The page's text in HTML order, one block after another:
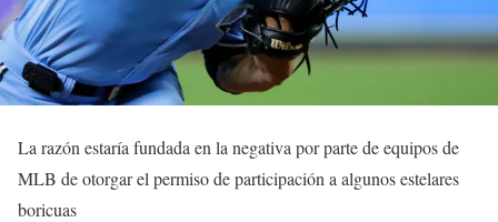
La razón estaría fundada en la negativa por parte de equipos de
MLB de otorgar el permiso de participación a algunos estelares
boricuas